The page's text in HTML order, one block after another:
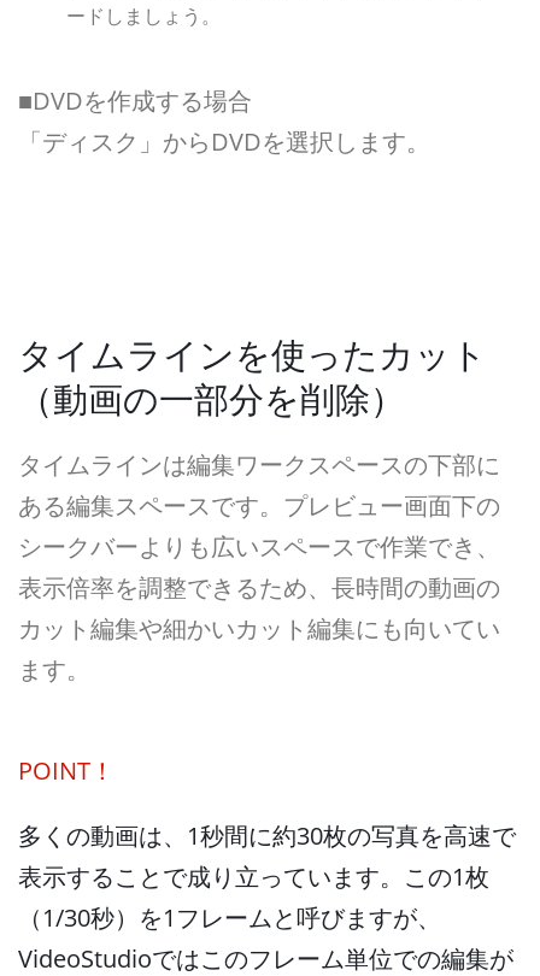
ードしましょう。
■DVDを作成する場合
「ディスク」からDVDを選択します。
タイムラインを使ったカット
（動画の一部分を削除）
タイムラインは編集ワークスペースの下部に
ある編集スペースです。プレビュー画面下の
シークバーよりも広いスペースで作業でき、
表示倍率を調整できるため、長時間の動画の
カット編集や細かいカット編集にも向いてい
ます。
POINT！
多くの動画は、1秒間に約30枚の写真を高速で
表示することで成り立っています。この1枚
（1/30秒）を1フレームと呼びますが、
VideoStudioではこのフレーム単位での編集が